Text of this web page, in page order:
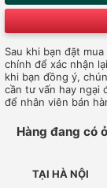
Sau khi bạn đặt
chính để xác nhận
khi bạn đồng ý,
cần tư vấn hay ngại
để nhân viên bán
Hàng đang có
TẠI HÀ NỘI